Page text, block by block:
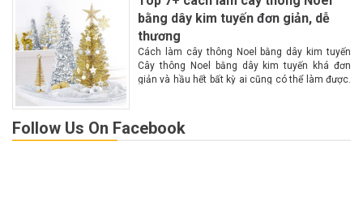
bằng dây kim tuyến đơn giản, dễ
thương
Cách làm cây thông Noel bằng dây kim tuyến
Cây thông Noel bằng dây kim tuyến khá đơn
giản và hầu hết bất kỳ ai cũng có thể làm được.
Follow Us On Facebook